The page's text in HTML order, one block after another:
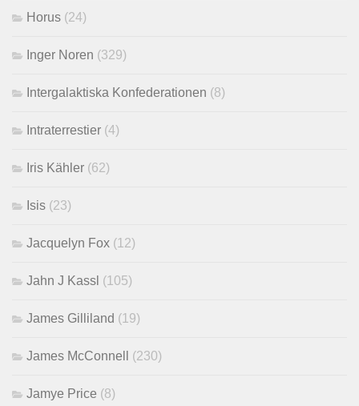
Horus (24)
Inger Noren (329)
Intergalaktiska Konfederationen (8)
Intraterrestier (4)
Iris Kähler (62)
Isis (23)
Jacquelyn Fox (12)
Jahn J Kassl (105)
James Gilliland (19)
James McConnell (230)
Jamye Price (8)